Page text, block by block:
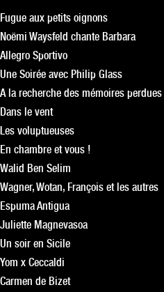
Fugue aux petits oignons
Noëmi Waysfeld chante Barbara
Allegro Sportivo
Une Soirée avec Philip Glass
A la recherche des mémoires perdues
Dans le vent
Les voluptueuses
En chambre et vous !
Walid Ben Selim
Wagner, Wotan, François et les autres
Espuma Antigua
Juliette Magnevasoa
Un soir en Sicile
Yom x Ceccaldi
Carmen de Bizet